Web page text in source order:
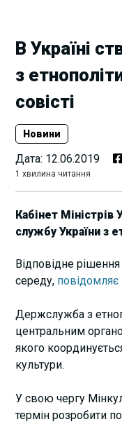
В Україні
з
совісті
Новини
Дата: 12.06.2019
1 хвилина читання
Кабінет
службу України з
Відповідне
середу, повідомляє
Держслужба з
центральним
якого
культури.
У свою чергу
термін розробити